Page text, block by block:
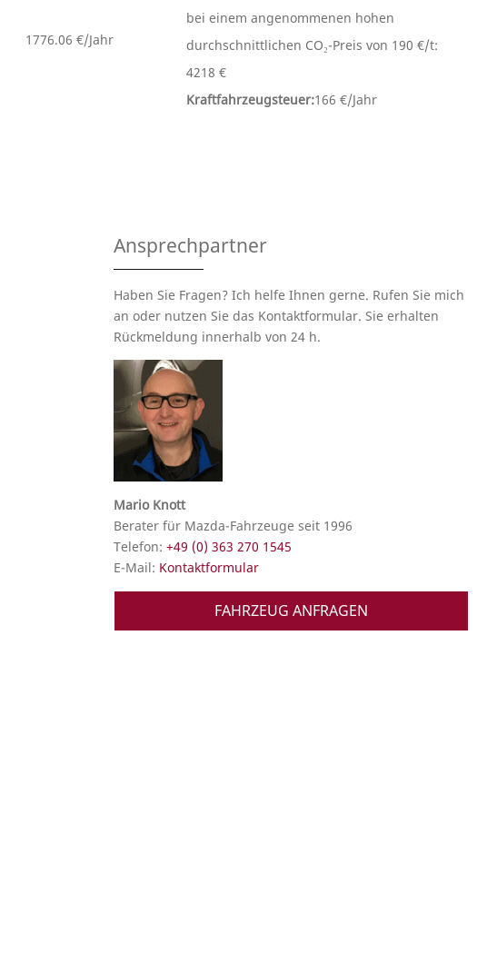
1776.06 €/Jahr
bei einem angenommenen hohen
durchschnittlichen CO₂-Preis von 190 €/t:
4218 €
Kraftfahrzeugsteuer:166 €/Jahr
Ansprechpartner
Haben Sie Fragen? Ich helfe Ihnen gerne. Rufen Sie mich
an oder nutzen Sie das Kontaktformular. Sie erhalten
Rückmeldung innerhalb von 24 h.
Mario Knott
Berater für Mazda-Fahrzeuge seit 1996
Telefon: +49 (0) 363 270 1545
E-Mail: Kontaktformular
FAHRZEUG ANFRAGEN